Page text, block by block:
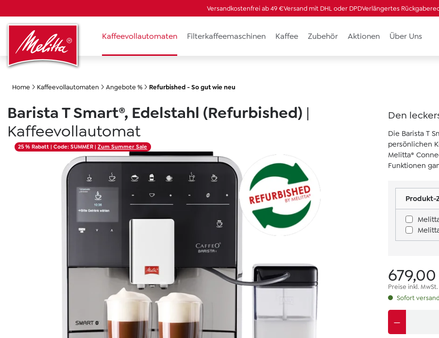
Versandkostenfrei ab 49 €Versand mit DHL oder DPDVerlängertes
Kaffeevollautomaten Filterkaffeemaschinen Kaffee Zubehör Aktionen Über Uns
Home Kaffeevollautomaten Angebote % Refurbished - So gut wie neu
Barista T Smart®, Edelstahl (Refurbished) |
Kaffeevollautomat
Bildergalerie überspringen
25 % Rabatt | Code: SUMMER |Zum Summer Sale
Den
Die Barista T
persönlichen
Melitta®
Funktionen
Produkt-
Preise inkl.
Sofort